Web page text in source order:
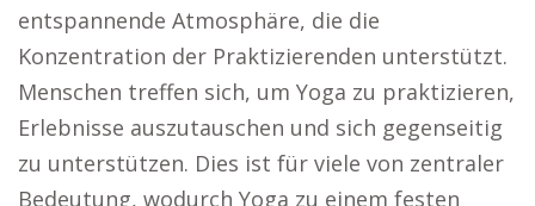
entspannende Atmosphäre, die die
Konzentration der Praktizierenden unterstützt.
Menschen treffen sich, um Yoga zu praktizieren,
Erlebnisse auszutauschen und sich gegenseitig
zu unterstützen. Dies ist für viele von zentraler
Bedeutung, wodurch Yoga zu einem festen